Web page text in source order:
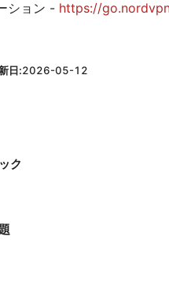
ション - https://
日:2026-05-12
ク